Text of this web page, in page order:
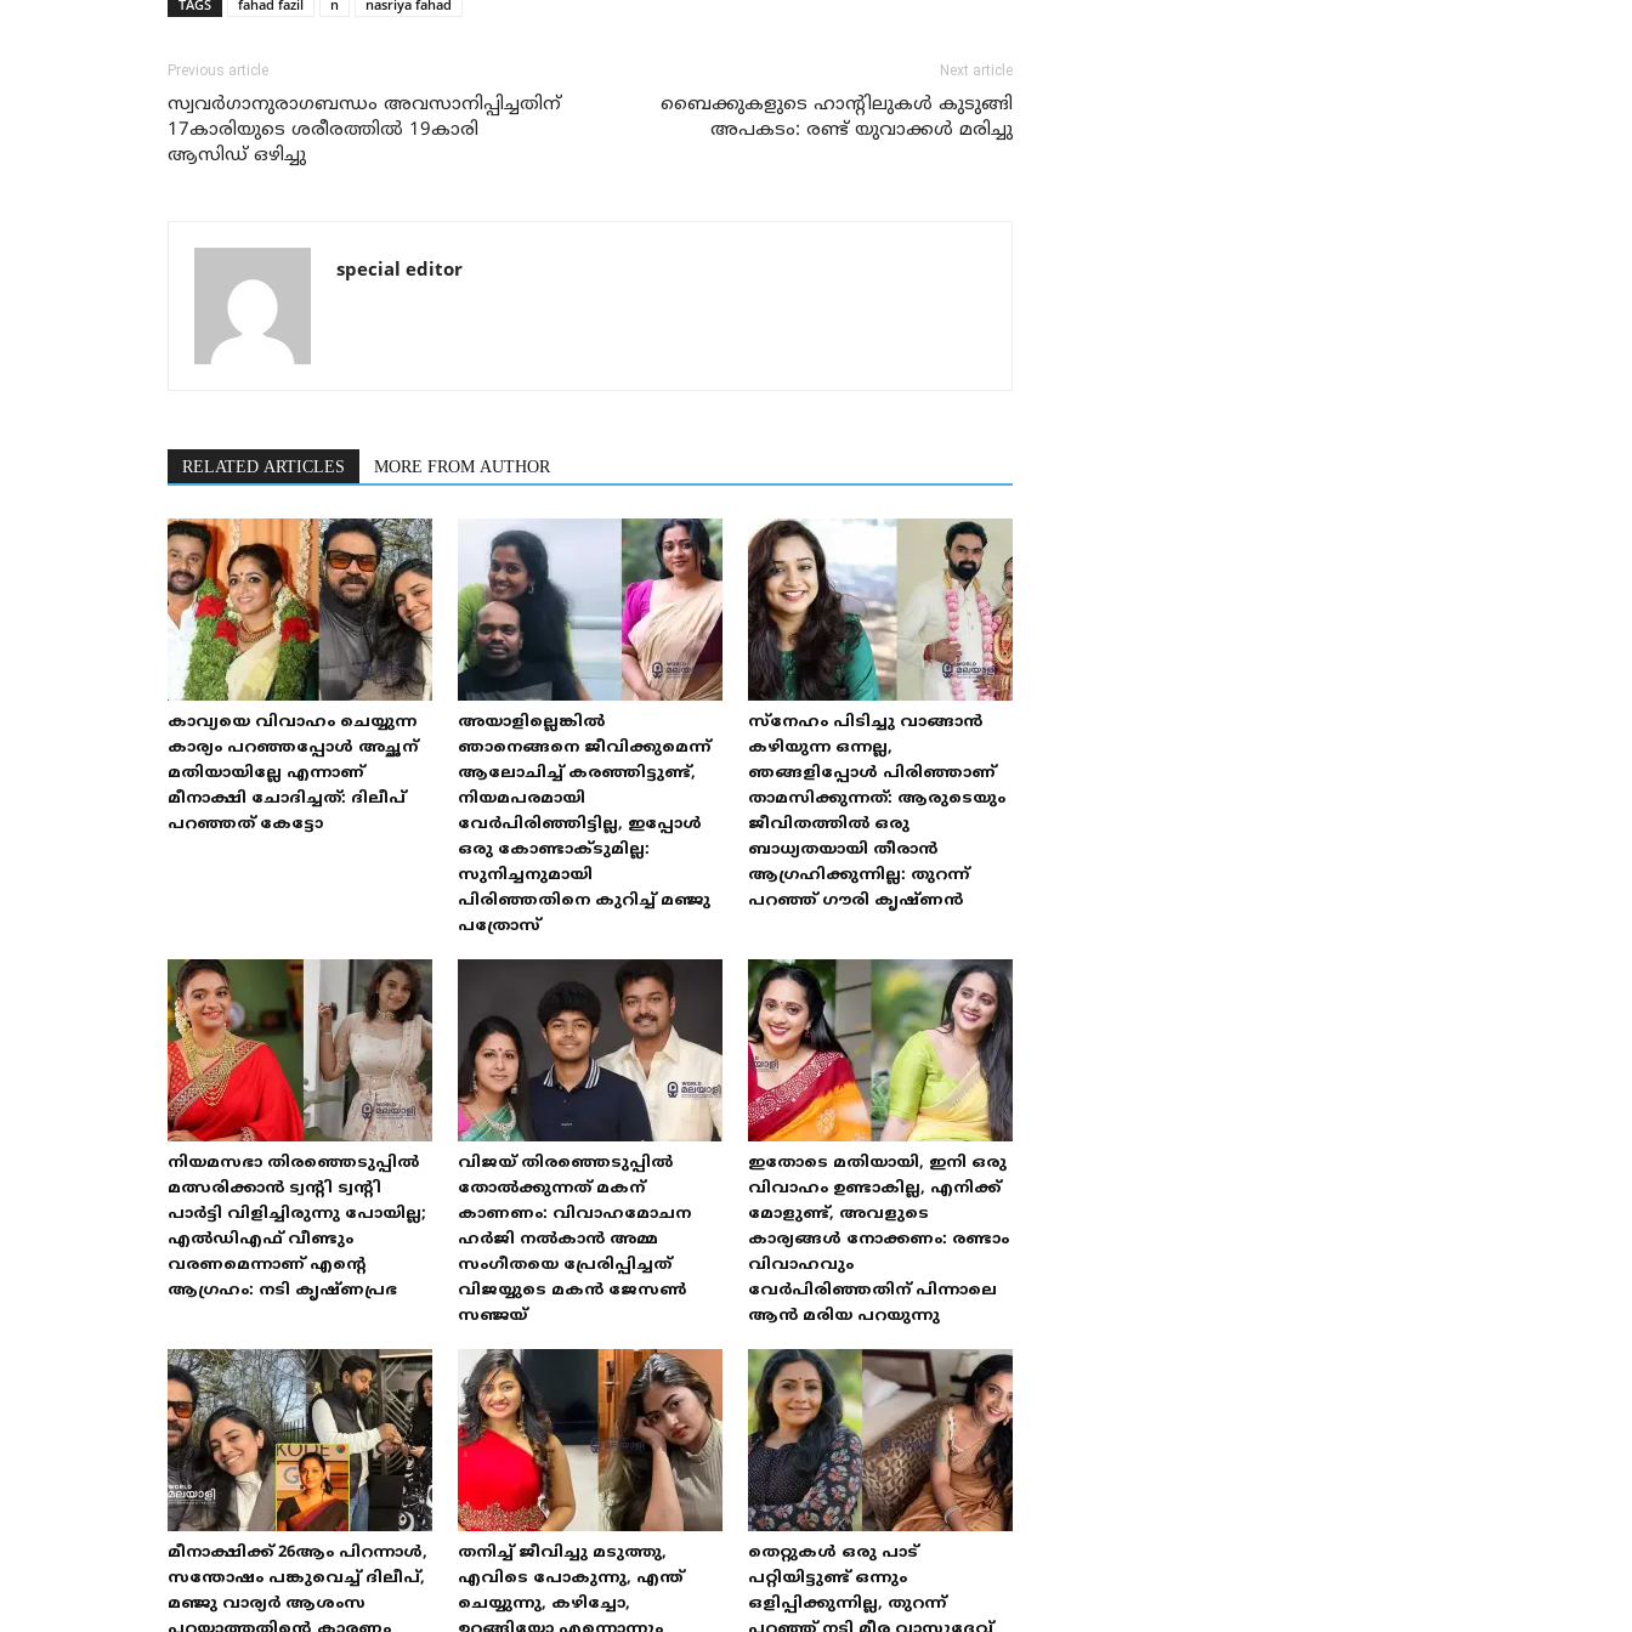
TAGS fahad fazil n nasriya fahad
Previous article
സ്വവര്‍ഗാനുരാഗബന്ധം അവസാനിപ്പിച്ചതിന്
17കാരിയുടെ ശരീരത്തില്‍ 19കാരി
ആസിഡ് ഒഴിച്ചു
Next article
ബൈക്കുകളുടെ ഹാന്റിലുകള്‍ കുടുങ്ങി
അപകടം: രണ്ട് യുവാക്കള്‍ മരിച്ചു
special editor
RELATED ARTICLES MORE FROM AUTHOR
കാവ്യയെ വിവാഹം ചെയ്യുന്ന
കാര്യം പറഞ്ഞപ്പോൾ അച്ഛന്
മതിയായില്ലേ എന്നാണ്
മീനാക്ഷി ചോദിച്ചത്: ദിലീപ്
പറഞ്ഞത് കേട്ടോ
അയാളില്ലെങ്കിൽ
ഞാനെങ്ങനെ ജീവിക്കുമെന്ന്
ആലോചിച്ച് കരഞ്ഞിട്ടുണ്ട്,
നിയമപരമായി
വേർപിരിഞ്ഞിട്ടില്ല, ഇപ്പോൾ
ഒരു കോണ്ടാക്ടുമില്ല:
സുനിച്ചനുമായി
പിരിഞ്ഞതിനെ കുറിച്ച് മഞ്ജു
പത്രോസ്
സ്‌നേഹം പിടിച്ചു വാങ്ങാൻ
കഴിയുന്ന ഒന്നല്ല,
ഞങ്ങളിപ്പോൾ പിരിഞ്ഞാണ്
താമസിക്കുന്നത്: ആരുടെയും
ജീവിതത്തിൽ ഒരു
ബാധ്യതയായി തീരാൻ
ആഗ്രഹിക്കുന്നില്ല: തുറന്ന്
പറഞ്ഞ് ഗൗരി കൃഷ്ണൻ
നിയമസഭാ തിരഞ്ഞെടുപ്പിൽ
മത്സരിക്കാൻ ട്വന്റി ട്വന്റി
പാർട്ടി വിളിച്ചിരുന്നു പോയില്ല;
എൽഡിഎഫ് വീണ്ടും
വരണമെന്നാണ് എന്റെ
ആഗ്രഹം: നടി കൃഷ്ണപ്രഭ
വിജയ് തിരഞ്ഞെടുപ്പിൽ
തോൽക്കുന്നത് മകന്
കാണണം: വിവാഹമോചന
ഹർജി നൽകാൻ അമ്മ
സംഗീതയെ പ്രേരിപ്പിച്ചത്
വിജയ്യുടെ മകൻ ജേസൺ
സഞ്ജയ്
ഇതോടെ മതിയായി, ഇനി ഒരു
വിവാഹം ഉണ്ടാകില്ല, എനിക്ക്
മോളുണ്ട്, അവളുടെ
കാര്യങ്ങൾ നോക്കണം: രണ്ടാം
വിവാഹവും
വേർപിരിഞ്ഞതിന് പിന്നാലെ
ആൻ മരിയ പറയുന്നു
മീനാക്ഷിക്ക് 26ആം പിറന്നാൾ,
സന്തോഷം പങ്കുവെച്ച് ദിലീപ്,
മഞ്ജു വാര്യർ ആശംസ
തനിച്ച് ജീവിച്ചു മടുത്തു,
എവിടെ പോകുന്നു, എന്ത്
ചെയ്യുന്നു, കഴിച്ചോ,
തെറ്റുകൾ ഒരു പാട്
പറ്റിയിട്ടുണ്ട് ഒന്നും
ഒളിപ്പിക്കുന്നില്ല, തുറന്ന്